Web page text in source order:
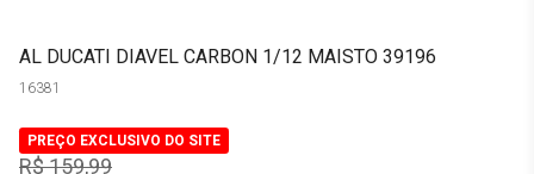
AL DUCATI DIAVEL CARBON 1/12 MAISTO 39196
16381
PREÇO EXCLUSIVO DO SITE
R$ 159,99